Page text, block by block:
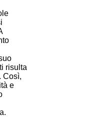
risulta
Così,
e